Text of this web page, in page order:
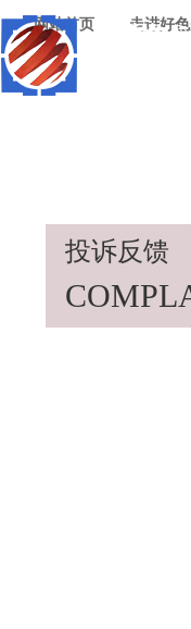
网站首页 走进好
投诉反馈